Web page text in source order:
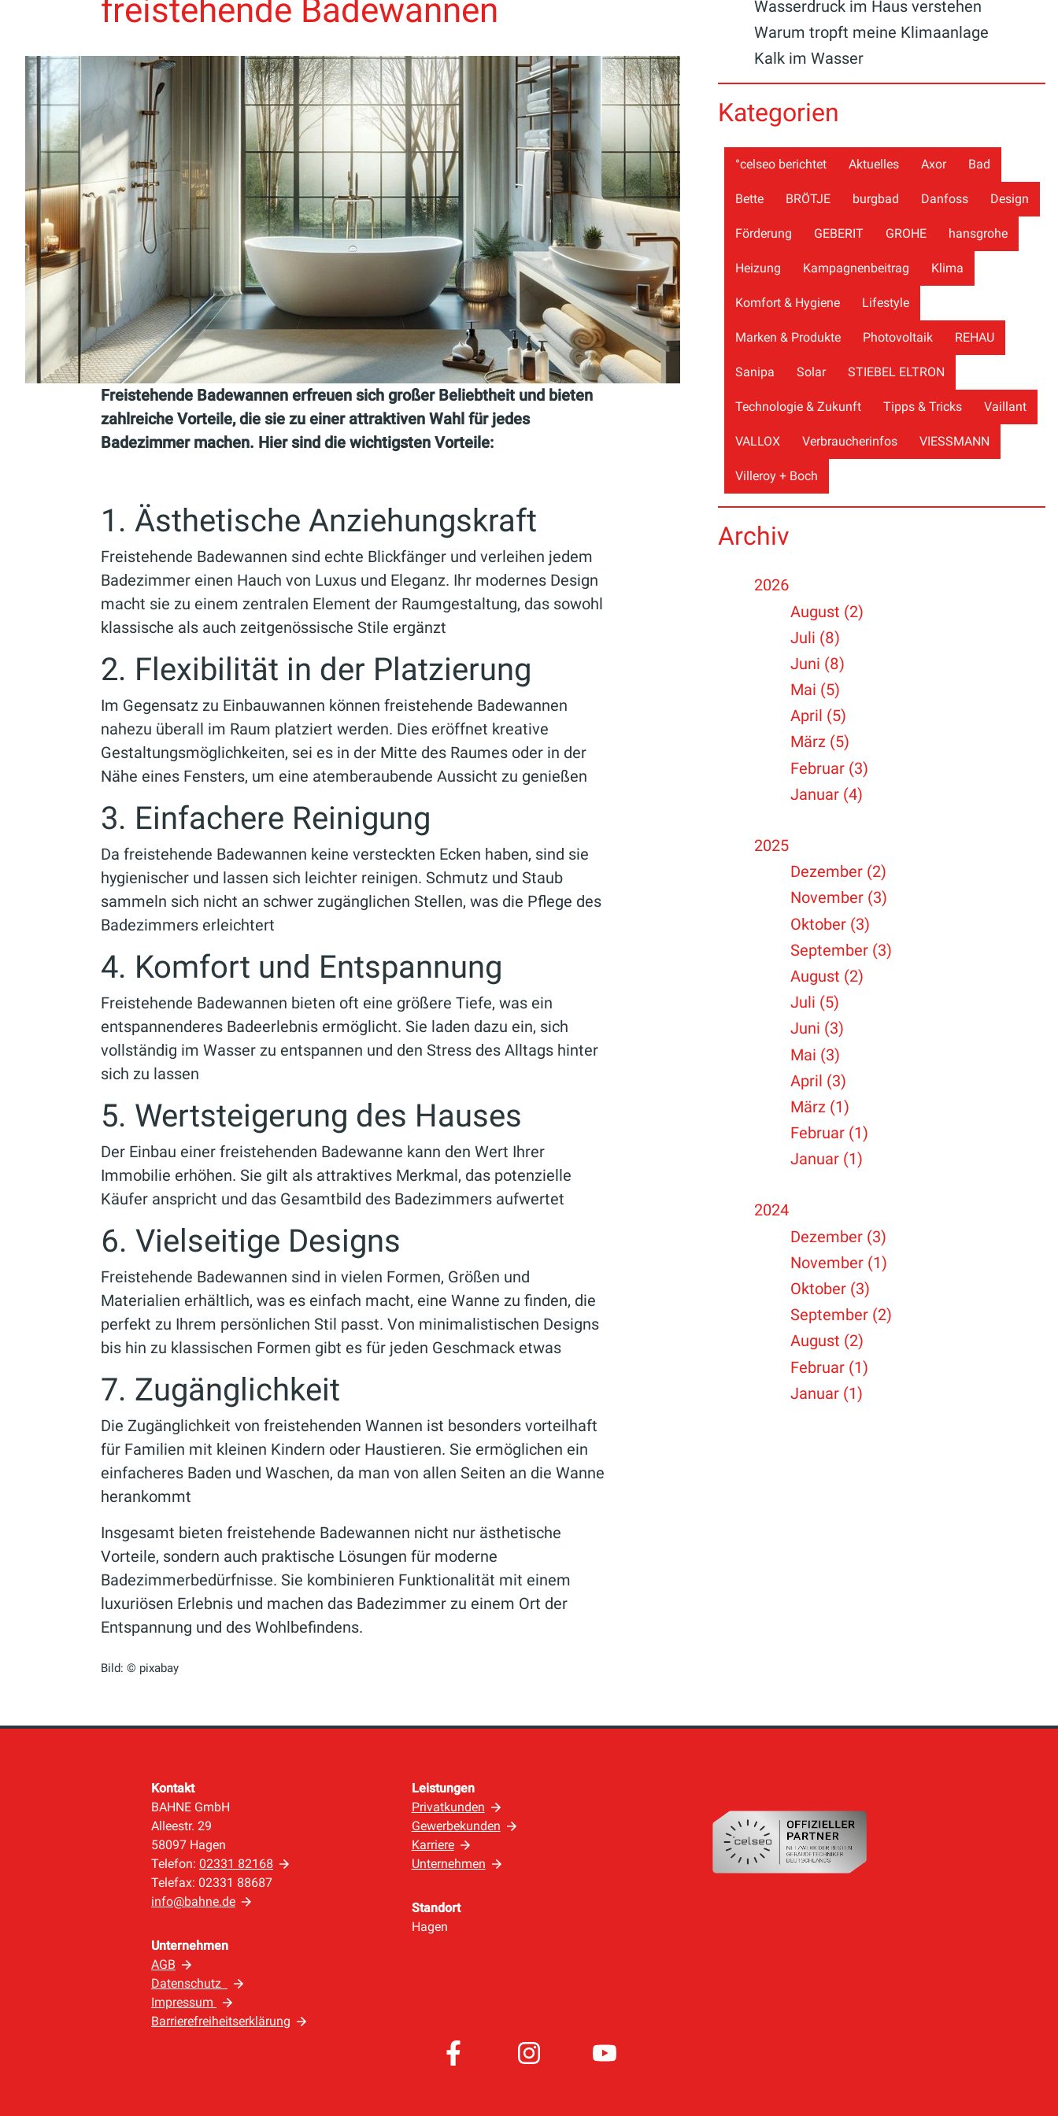
freistehende Badewannen
Freistehende Badewannen erfreuen sich großer Beliebtheit und bieten
zahlreiche Vorteile, die sie zu einer attraktiven Wahl für jedes
Badezimmer machen. Hier sind die wichtigsten Vorteile:
1. Ästhetische Anziehungskraft
Freistehende Badewannen sind echte Blickfänger und verleihen jedem
Badezimmer einen Hauch von Luxus und Eleganz. Ihr modernes Design
macht sie zu einem zentralen Element der Raumgestaltung, das sowohl
klassische als auch zeitgenössische Stile ergänzt
2. Flexibilität in der Platzierung
Im Gegensatz zu Einbauwannen können freistehende Badewannen
nahezu überall im Raum platziert werden. Dies eröffnet kreative
Gestaltungsmöglichkeiten, sei es in der Mitte des Raumes oder in der
Nähe eines Fensters, um eine atemberaubende Aussicht zu genießen
3. Einfachere Reinigung
Da freistehende Badewannen keine versteckten Ecken haben, sind sie
hygienischer und lassen sich leichter reinigen. Schmutz und Staub
sammeln sich nicht an schwer zugänglichen Stellen, was die Pflege des
Badezimmers erleichtert
4. Komfort und Entspannung
Freistehende Badewannen bieten oft eine größere Tiefe, was ein
entspannenderes Badeerlebnis ermöglicht. Sie laden dazu ein, sich
vollständig im Wasser zu entspannen und den Stress des Alltags hinter
sich zu lassen
5. Wertsteigerung des Hauses
Der Einbau einer freistehenden Badewanne kann den Wert Ihrer
Immobilie erhöhen. Sie gilt als attraktives Merkmal, das potenzielle
Käufer anspricht und das Gesamtbild des Badezimmers aufwertet
6. Vielseitige Designs
Freistehende Badewannen sind in vielen Formen, Größen und
Materialien erhältlich, was es einfach macht, eine Wanne zu finden, die
perfekt zu Ihrem persönlichen Stil passt. Von minimalistischen Designs
bis hin zu klassischen Formen gibt es für jeden Geschmack etwas
7. Zugänglichkeit
Die Zugänglichkeit von freistehenden Wannen ist besonders vorteilhaft
für Familien mit kleinen Kindern oder Haustieren. Sie ermöglichen ein
einfacheres Baden und Waschen, da man von allen Seiten an die Wanne
herankommt
Insgesamt bieten freistehende Badewannen nicht nur ästhetische
Vorteile, sondern auch praktische Lösungen für moderne
Badezimmerbedürfnisse. Sie kombinieren Funktionalität mit einem
luxuriösen Erlebnis und machen das Badezimmer zu einem Ort der
Entspannung und des Wohlbefindens.
Bild: © pixabay
Wasserdruck im Haus verstehen
Warum tropft meine Klimaanlage
Kalk im Wasser
Kategorien
°celseo berichtet Aktuelles Axor Bad
Bette BRÖTJE burgbad Danfoss Design
Förderung GEBERIT GROHE hansgrohe
Heizung Kampagnenbeitrag Klima
Komfort & Hygiene Lifestyle
Marken & Produkte Photovoltaik REHAU
Sanipa Solar STIEBEL ELTRON
Technologie & Zukunft Tipps & Tricks Vaillant
VALLOX Verbraucherinfos VIESSMANN
Villeroy + Boch
Archiv
2026
August (2)
Juli (8)
Juni (8)
Mai (5)
April (5)
März (5)
Februar (3)
Januar (4)
2025
Dezember (2)
November (3)
Oktober (3)
September (3)
August (2)
Juli (5)
Juni (3)
Mai (3)
April (3)
März (1)
Februar (1)
Januar (1)
2024
Dezember (3)
November (1)
Oktober (3)
September (2)
August (2)
Februar (1)
Januar (1)
Kontakt
BAHNE GmbH
Alleestr. 29
58097 Hagen
Telefon: 02331 82168
Telefax: 02331 88687
info@bahne.de
Unternehmen
AGB
Datenschutz
Impressum
Barrierefreiheitserklärung
Leistungen
Privatkunden
Gewerbekunden
Karriere
Unternehmen
Standort
Hagen